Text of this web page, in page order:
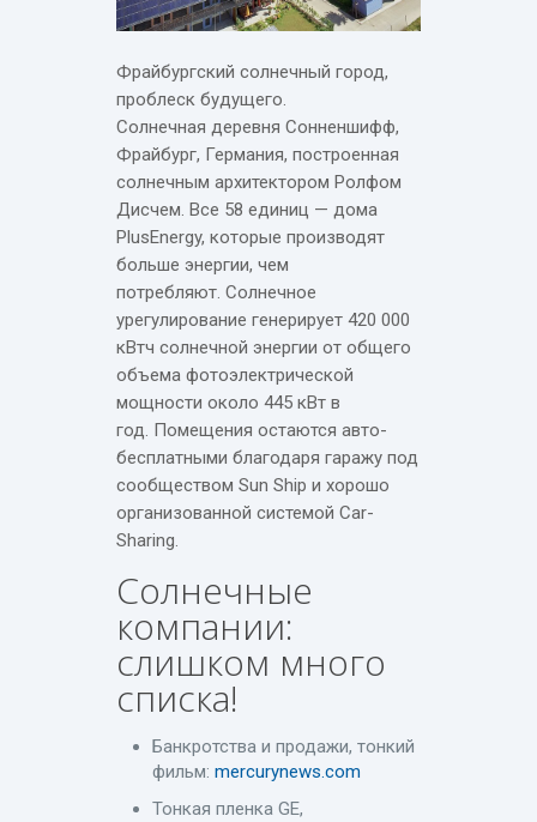
Фрайбургский солнечный город,
проблеск будущего.
Солнечная деревня Сонненшифф,
Фрайбург, Германия, построенная
солнечным архитектором Ролфом
Дисчем. Все 58 единиц — дома
PlusEnergy, которые производят
больше энергии, чем
потребляют. Солнечное
урегулирование генерирует 420 000
кВтч солнечной энергии от общего
объема фотоэлектрической
мощности около 445 кВт в
год. Помещения остаются авто-
бесплатными благодаря гаражу под
сообществом Sun Ship и хорошо
организованной системой Car-
Sharing.
Солнечные
компании:
слишком много
списка!
Банкротства и продажи, тонкий
фильм: mercurynews.com
Тонкая пленка GE,